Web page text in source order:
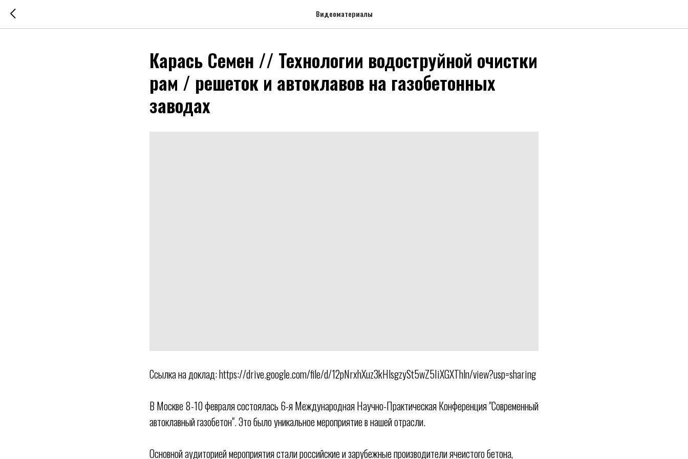
Видеоматериалы
Карась Семен // Технологии водоструйной очистки
рам / решеток и автоклавов на газобетонных
заводах
Ссылка на доклад: https://drive.google.com/file/d/12pNrxhXuz3kHlsgzySt5wZ5IiXGXThln/view?usp=sharing
В Москве 8-10 февраля состоялась 6-я Международная Научно-Практическая Конференция "Современный
автоклавный газобетон". Это было уникальное мероприятие в нашей отрасли.
Основной аудиторией мероприятия стали российские и зарубежные производители ячеистого бетона,